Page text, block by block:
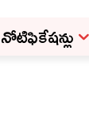
నోటిఫికేషన్లు